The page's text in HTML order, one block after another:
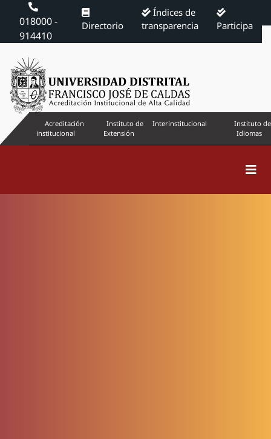
018000 -
914410
Directorio
Índices de
transparencia
Participa
Acreditación
institucional
Instituto de
Extensión
Interinstitucional
Instituto de
Idiomas